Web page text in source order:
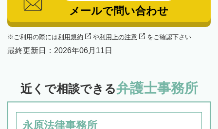
メールで問い合わせ
ご利用の際には利用規約 や利用上の注意 をご確認下さい
最終更新日： 2026年06月11日
近くで相談できる弁護士事務所
永原法律事務所